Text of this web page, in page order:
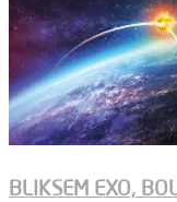
BLIKSEM EXO,